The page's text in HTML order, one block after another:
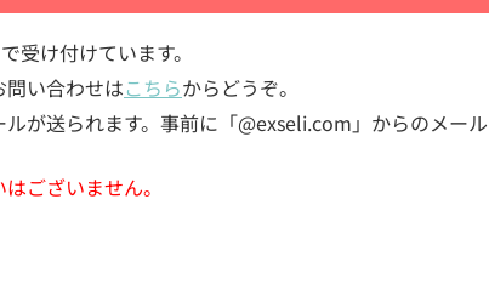
受け付けています。
い合わせはこちらからどうぞ。
が送られます。事前に「@exseli.com」からのメー
ございません。